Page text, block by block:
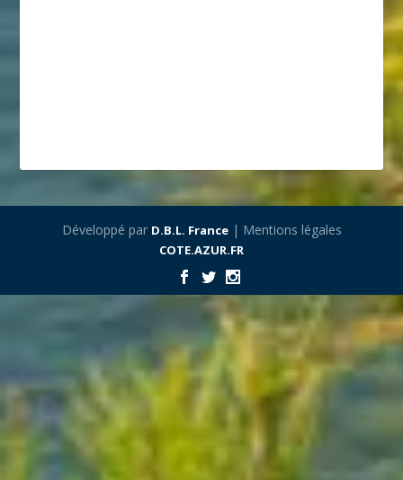
Développé par D.B.L. France| Mentions légales
COTE.AZUR.FR